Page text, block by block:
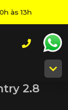
às 13h
2.8